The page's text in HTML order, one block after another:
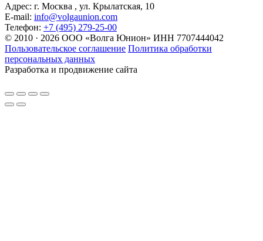
Адрес: г. Москва , ул. Крылатская, 10
E-mail: info@volgaunion.com
Телефон: +7 (495) 279-25-00
© 2010 · 2026 ООО «Волга Юнион» ИНН 7707444042
Пользовательское соглашение Политика обработки
персональных данных
Разработка и продвижение сайта